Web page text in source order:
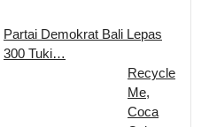
Partai Demokrat Bali Lepas
300 Tuki…
Recycle
Me,
Coca